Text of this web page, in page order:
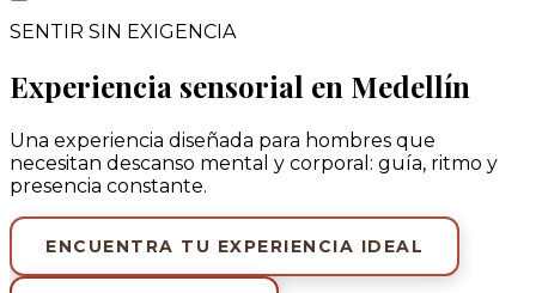
SENTIR SIN EXIGENCIA
Experiencia sensorial en Medellín
Una experiencia diseñada para hombres que
necesitan descanso mental y corporal: guía, ritmo y
presencia constante.
ENCUENTRA TU EXPERIENCIA IDEAL